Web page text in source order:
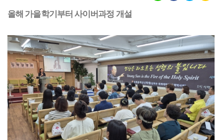
올해 가을학기부터 사이버과정 개설